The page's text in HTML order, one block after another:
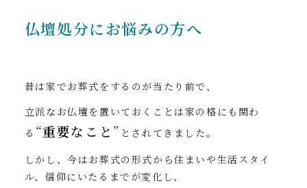
仏壇処分にお悩みの方へ
昔は家でお葬式をするのが当たり前で、
立派なお仏壇を置いておくことは家の格にも関わ
る “重要なこと ” とされてきました。
しかし、今はお葬式の形式から住まいや生活スタイ
ル、信仰にいたるまでが変化し、